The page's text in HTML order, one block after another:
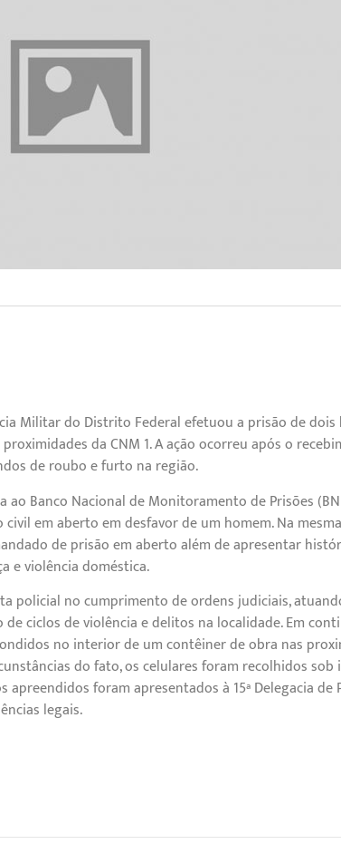
Militar do Distrito Federal efetuou a prisão de
da CNM 1. A ação ocorreu após o
de roubo e furto na região.
Banco Nacional de Monitoramento de Prisões
em aberto em desfavor de um homem. Na
de prisão em aberto além de apresentar
e violência doméstica.
policial no cumprimento de ordens judiciais,
ciclos de violência e delitos na localidade. Em
no interior de um contêiner de obra nas
do fato, os celulares foram recolhidos sob
foram apresentados à 15ª Delegacia de
legais.